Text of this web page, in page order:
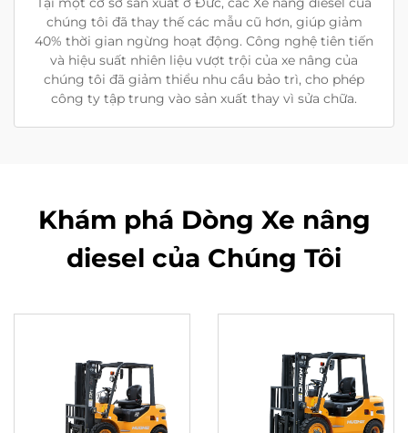
chúng tôi đã thay thế các mẫu cũ hơn, giúp giảm
40% thời gian ngừng hoạt động. Công nghệ tiên tiến
và hiệu suất nhiên liệu vượt trội của xe nâng của
chúng tôi đã giảm thiểu nhu cầu bảo trì, cho phép
công ty tập trung vào sản xuất thay vì sửa chữa.
Khám phá Dòng Xe nâng
diesel của Chúng Tôi